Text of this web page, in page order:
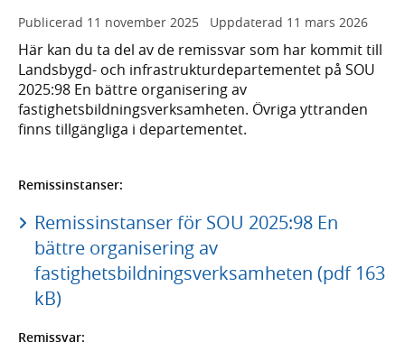
Publicerad 11 november 2025 Uppdaterad 11 mars 2026
Här kan du ta del av de remissvar som har kommit till
Landsbygd- och infrastrukturdepartementet på SOU
2025:98 En bättre organisering av
fastighetsbildningsverksamheten. Övriga yttranden
finns tillgängliga i departementet.
Remissinstanser:
Remissinstanser för SOU 2025:98 En
bättre organisering av
fastighetsbildningsverksamheten (pdf 163
kB)
Remissvar: